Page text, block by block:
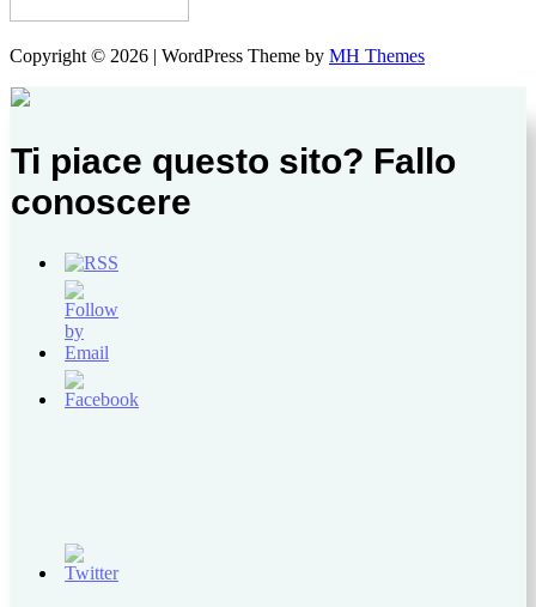
Copyright © 2026 | WordPress Theme by MH Themes
Ti piace questo sito? Fallo
conoscere